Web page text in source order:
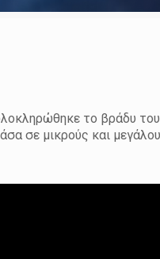
το βράδυ
σε μικρούς και